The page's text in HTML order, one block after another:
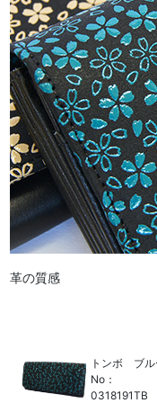
革の質感
トンボ ブル
No：
0318191TB